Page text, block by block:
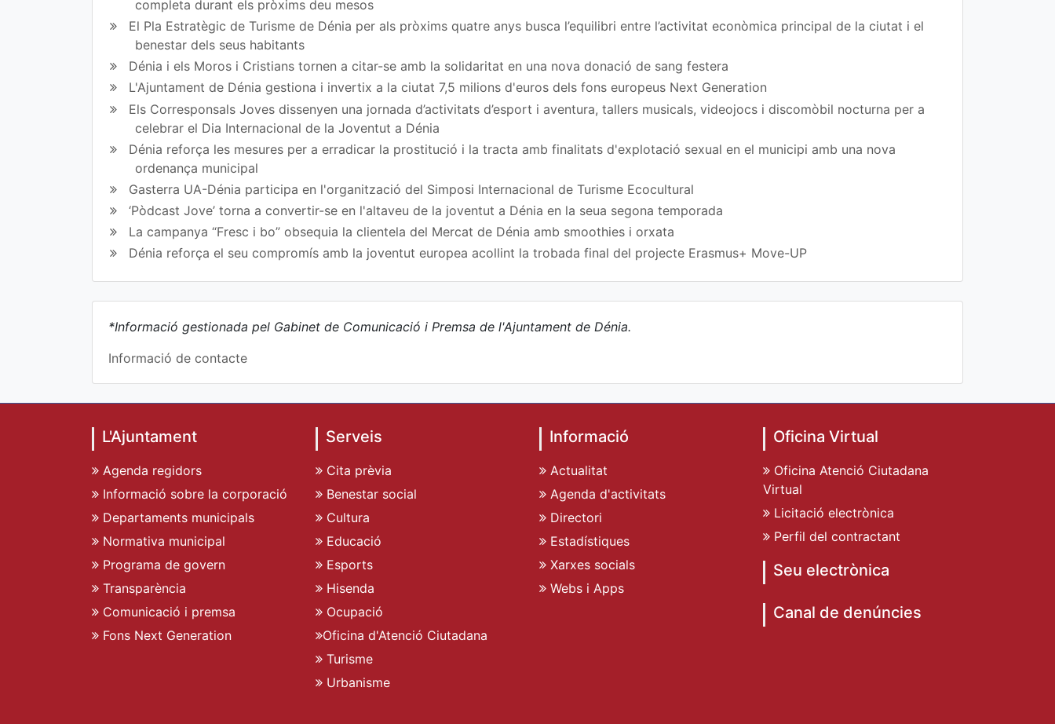
ce
bo
ok
itt
er
completa durant els pròxims deu mesos
El Pla Estratègic de Turisme de Dénia per als pròxims quatre anys busca l’equilibri entre l’activitat econòmica principal de la ciutat i el
benestar dels seus habitants
Dénia i els Moros i Cristians tornen a citar-se amb la solidaritat en una nova donació de sang festera
L'Ajuntament de Dénia gestiona i invertix a la ciutat 7,5 milions d'euros dels fons europeus Next Generation
Els Corresponsals Joves dissenyen una jornada d’activitats d’esport i aventura, tallers musicals, videojocs i discomòbil nocturna per a
celebrar el Dia Internacional de la Joventut a Dénia
Dénia reforça les mesures per a erradicar la prostitució i la tracta amb finalitats d'explotació sexual en el municipi amb una nova
ordenança municipal
Gasterra UA-Dénia participa en l'organització del Simposi Internacional de Turisme Ecocultural
‘Pòdcast Jove’ torna a convertir-se en l'altaveu de la joventut a Dénia en la seua segona temporada
La campanya “Fresc i bo” obsequia la clientela del Mercat de Dénia amb smoothies i orxata
Dénia reforça el seu compromís amb la joventut europea acollint la trobada final del projecte Erasmus+ Move-UP
*Informació gestionada pel Gabinet de Comunicació i Premsa de l'Ajuntament de Dénia.
Informació de contacte
L'Ajuntament
Agenda regidors
Informació sobre la corporació
Departaments municipals
Normativa municipal
Programa de govern
Transparència
Comunicació i premsa
Fons Next Generation
Serveis
Cita prèvia
Benestar social
Cultura
Educació
Esports
Hisenda
Ocupació
Oficina d'Atenció Ciutadana
Turisme
Urbanisme
Informació
Actualitat
Agenda d'activitats
Directori
Estadístiques
Xarxes socials
Webs i Apps
Oficina Virtual
Oficina Atenció Ciutadana
Virtual
Licitació electrònica
Perfil del contractant
Seu electrònica
Canal de denúncies